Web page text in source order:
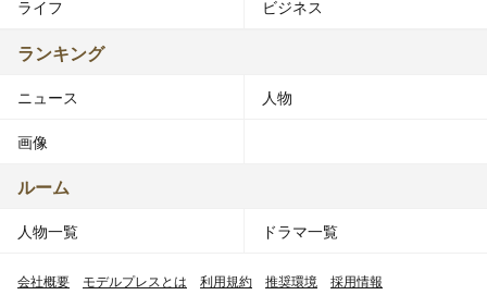
ライフ ビジネス
ランキング
ニュース 人物
画像
ルーム
人物一覧 ドラマ一覧
会社概要 モデルプレスとは 利用規約 推奨環境 採用情報